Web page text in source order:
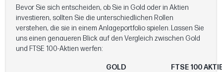
Bevor Sie sich entscheiden, ob Sie in Gold oder in Aktien
investieren, sollten Sie die unterschiedlichen Rollen
verstehen, die sie in einem Anlageportfolio spielen. Lassen Sie
uns einen genaueren Blick auf den Vergleich zwischen Gold
und FTSE 100-Aktien werfen:
GOLD FTSE 100